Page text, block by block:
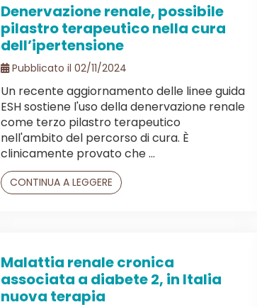
Denervazione renale, possibile
pilastro terapeutico nella cura
dell’ipertensione
Pubblicato il 02/11/2024
Un recente aggiornamento delle linee guida
ESH sostiene l'uso della denervazione renale
come terzo pilastro terapeutico
nell'ambito del percorso di cura. È
clinicamente provato che ...
CONTINUA A LEGGERE
Malattia renale cronica
associata a diabete 2, in Italia
nuova terapia